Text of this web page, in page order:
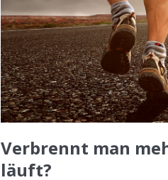
Verbrennt man
läuft?